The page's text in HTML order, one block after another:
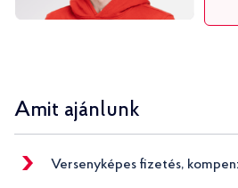
Amit ajánlunk
Versenyképes fizetés,